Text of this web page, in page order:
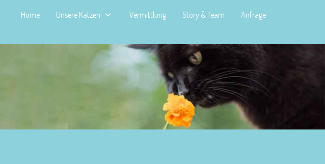
Home Unsere Katzen Vermittlung Story & Team Anfrage